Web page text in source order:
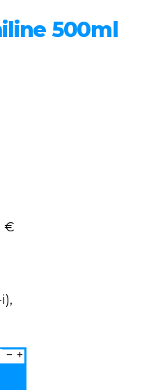
500ml
€